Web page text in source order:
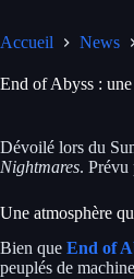
Accueil News
End of Abyss :
Dévoilé lors du
Nightmares. Prévu
Une atmosphère
Bien que End of
peuplés de